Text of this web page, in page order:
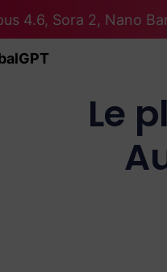
4.6, Sora 2, Nano
Le